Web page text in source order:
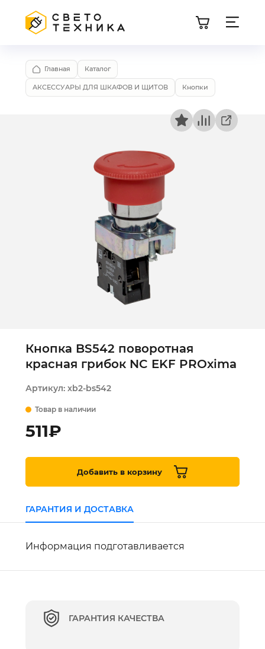
Главная Каталог
АКСЕССУАРЫ ДЛЯ ШКАФОВ И ЩИТОВ Кнопки
Кнопка BS542 поворотная
красная грибок NC EKF PROxima
Артикул: xb2-bs542
Товар в наличии
511₽
Добавить в корзину
ГАРАНТИЯ И ДОСТАВКА
Информация подготавливается
ГАРАНТИЯ КАЧЕСТВА